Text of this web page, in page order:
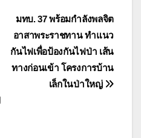
มทบ. 37 พร้อมกำลังพลจิต
อาสาพระราชทาน ทำแนว
กันไฟเพื่อป้องกันไฟป่า เส้น
ทางก่อนเข้า โครงการบ้าน
เล็กในป่าใหญ่